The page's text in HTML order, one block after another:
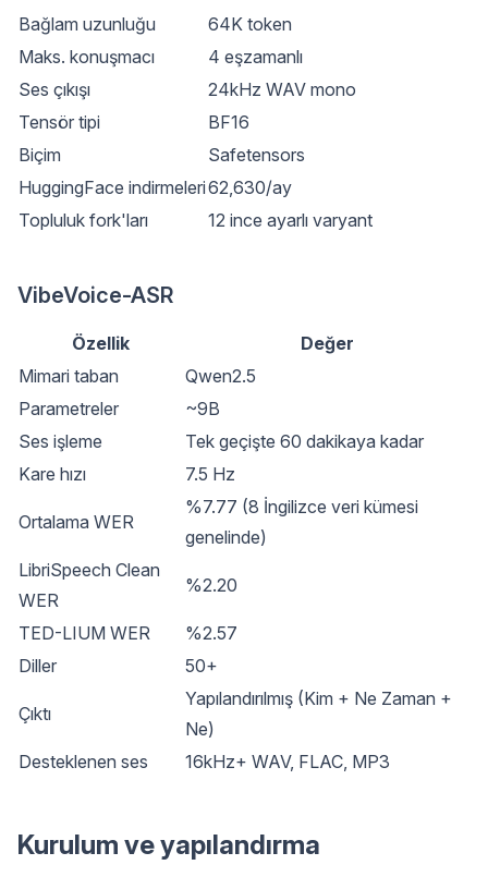
Bağlam uzunluğu
64K token
Maks. konuşmacı
4 eşzamanlı
Ses çıkışı
24kHz WAV mono
Tensör tipi
BF16
Biçim
Safetensors
HuggingFace indirmeleri62,630/ay
Topluluk fork'ları
12 ince ayarlı varyant
VibeVoice-ASR
Özellik
Değer
Mimari taban
Qwen2.5
Parametreler
~9B
Ses işleme
Tek geçişte 60 dakikaya kadar
Kare hızı
7.5 Hz
Ortalama WER
%7.77 (8 İngilizce veri kümesi
genelinde)
LibriSpeech Clean
WER
%2.20
TED-LIUM WER
%2.57
Diller
50+
Çıktı
Yapılandırılmış (Kim + Ne Zaman +
Ne)
Desteklenen ses
16kHz+ WAV, FLAC, MP3
Kurulum ve yapılandırma